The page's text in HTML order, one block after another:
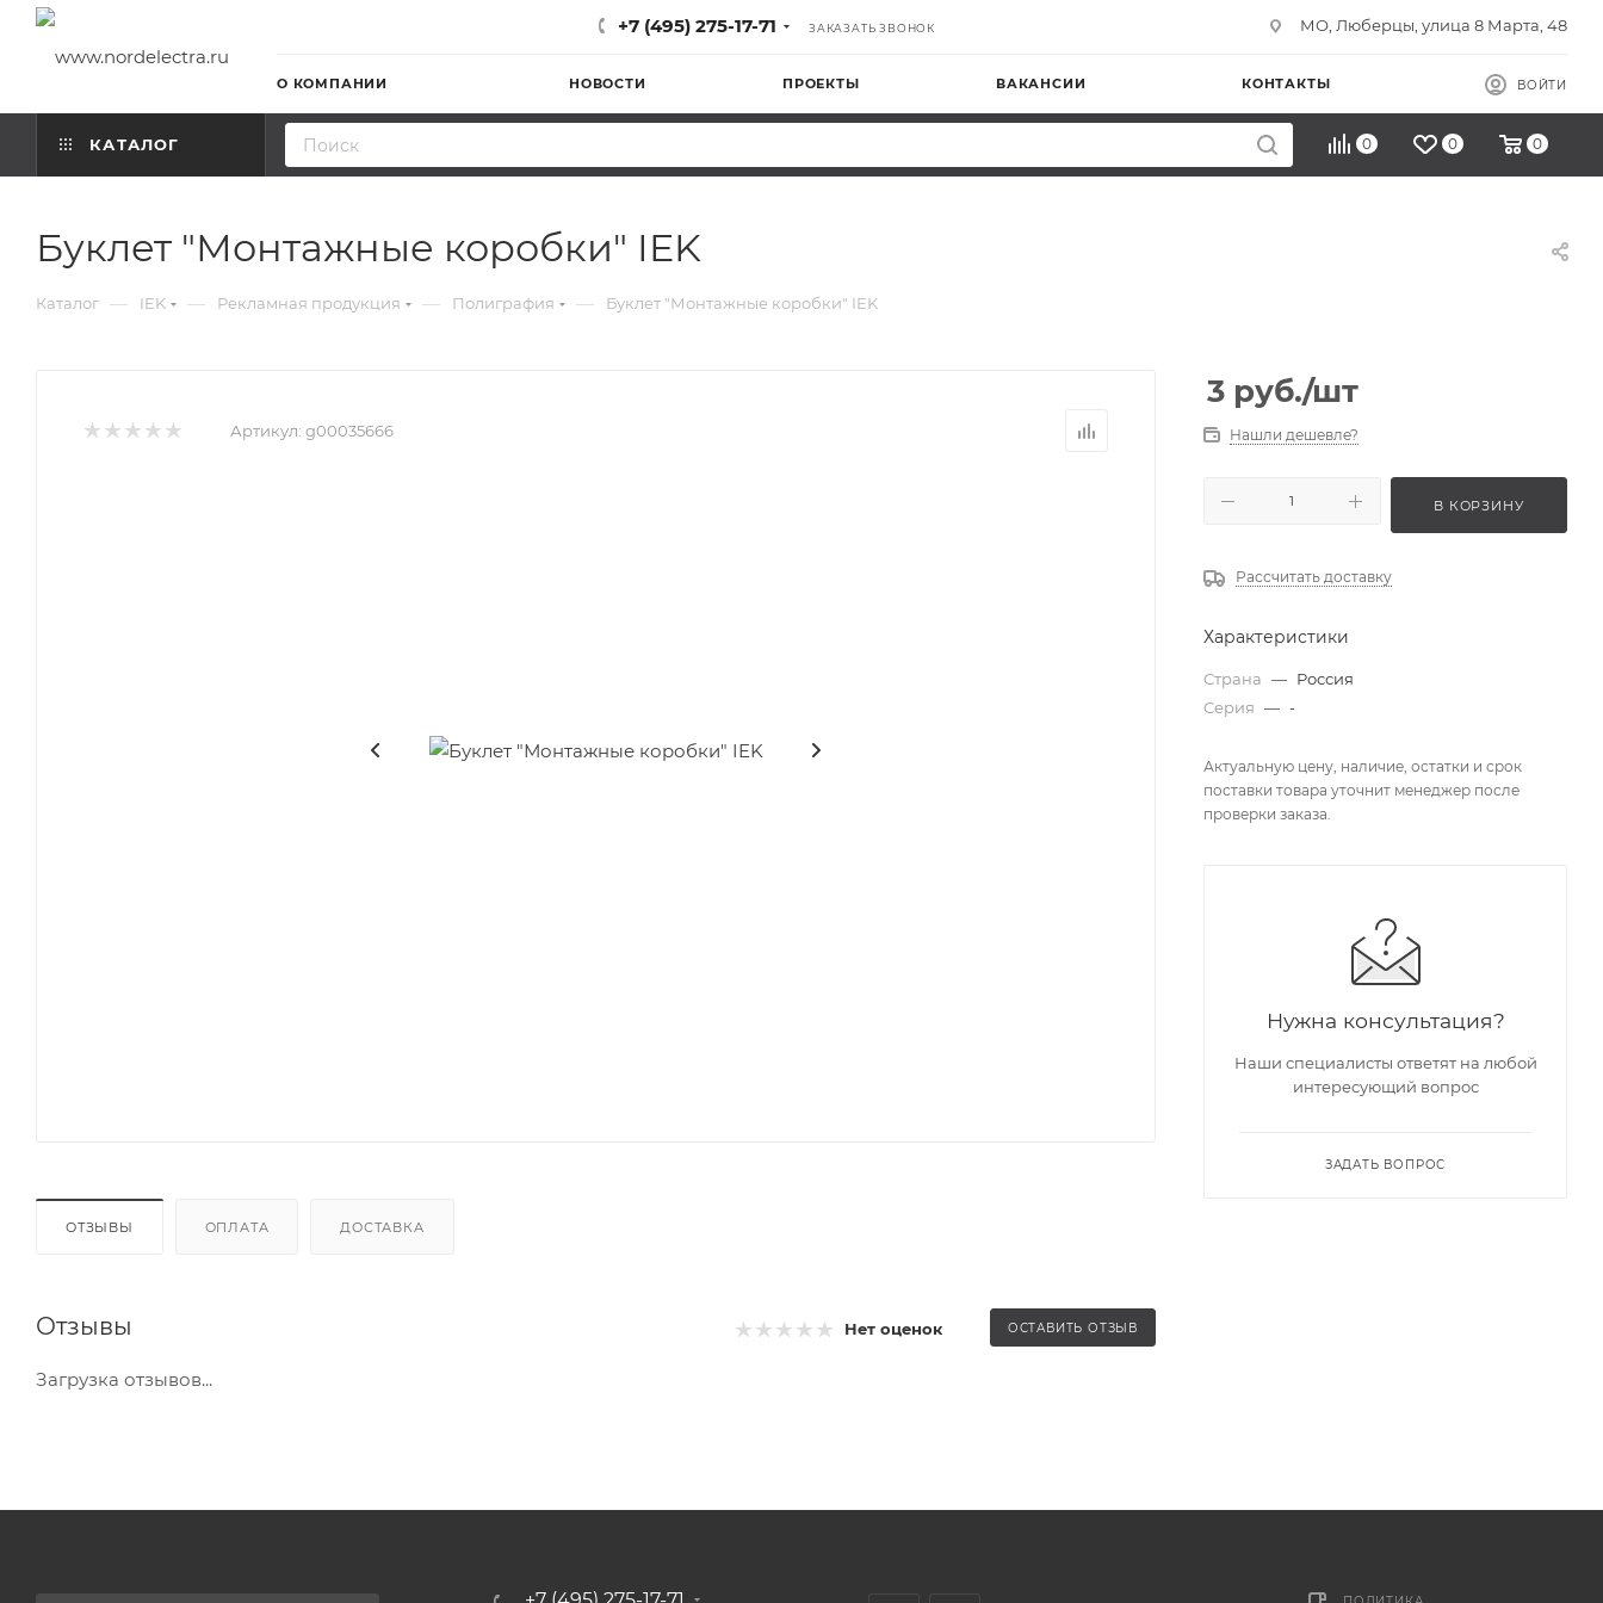
+7 (495) 275-17-71 ЗАКАЗАТЬ ЗВОНОК МО, Люберцы, улица 8 Марта, 48
О КОМПАНИИ НОВОСТИ ПРОЕКТЫ ВАКАНСИИ КОНТАКТЫ ВОЙТИ
КАТАЛОГ 0 0 0
Буклет "Монтажные коробки" IEK
Каталог — IEK — Рекламная продукция — Полиграфия — Буклет "Монтажные коробки" IEK
Артикул: g00035666
ОТЗЫВЫ ОПЛАТА ДОСТАВКА
Отзывы Нет оценок ОСТАВИТЬ ОТЗЫВ
Загрузка отзывов...
3 руб./шт
Нашли дешевле?
В КОРЗИНУ
Рассчитать доставку
Характеристики
Страна — Россия
Серия — -
Актуальную цену, наличие, остатки и срок
поставки товара уточнит менеджер после
проверки заказа.
Нужна консультация?
Наши специалисты ответят на любой
интересующий вопрос
ЗАДАТЬ ВОПРОС